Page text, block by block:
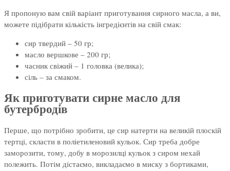
Я пропоную вам свій варіант приготування сирного масла, а ви,
можете підібрати кількість інгредієнтів на свій смак:
сир твердий – 50 гр;
масло вершкове – 200 гр;
часник свіжий – 1 головка (велика);
сіль – за смаком.
Як приготувати сирне масло для
бутербродів
Перше, що потрібно зробити, це сир натерти на великій плоскій
тертці, скласти в поліетиленовий кульок. Сир треба добре
заморозити, тому, добу в морозилці кульок з сиром нехай
полежить. Потім дістаємо, викладаємо в миску з бортиками,